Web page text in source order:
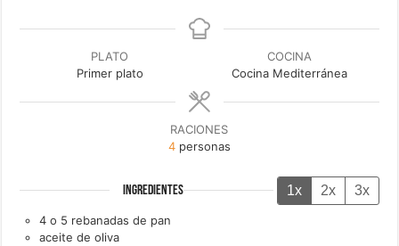
PLATO
Primer plato
COCINA
Cocina Mediterránea
RACIONES
4 personas
INGREDIENTES 1x 2x 3x
4 o 5 rebanadas de pan
aceite de oliva